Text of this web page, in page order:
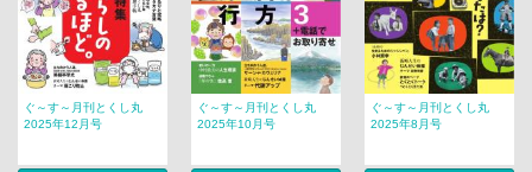
ぐ～す～月刊とくし丸
2025年12月号
ぐ～す～月刊とくし丸
2025年10月号
ぐ～す～月刊とくし丸
2025年8月号